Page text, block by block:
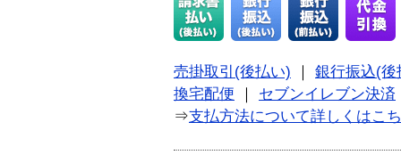
売掛取引(後払い)
銀行振込(後
換宅配便
セブンイレブン決済
⇒支払方法について詳しくはこ